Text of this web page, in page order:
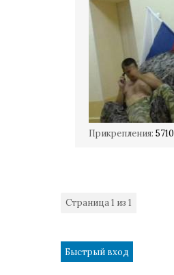
Прикрепления:
Страница1 из 1